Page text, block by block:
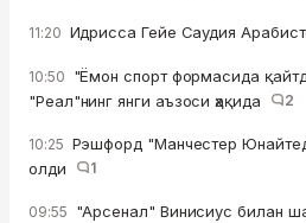
11:20 Идрисса Гейе Саудия
10:50 "Ёмон спорт формасида
"Реал"нинг янги аъзоси ҳақида
2
10:25 Рэшфорд "Манчестер
олди
1
09:55 "Арсенал" Винисиус билан